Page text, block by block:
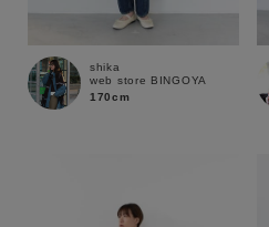
shika
web store BINGOYA
170cm